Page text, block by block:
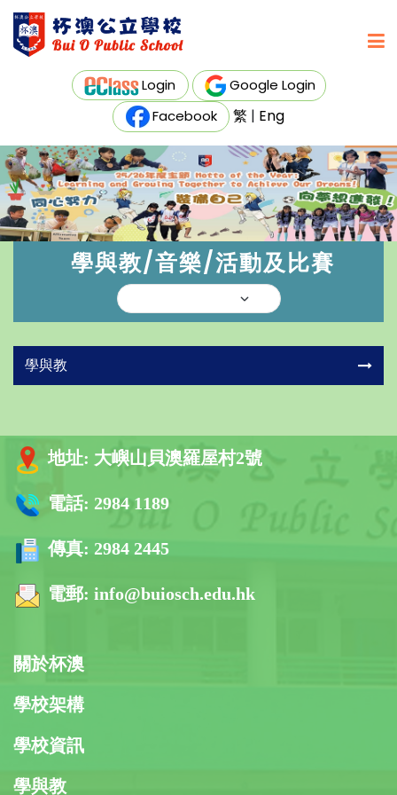
Login
Google Login
Facebook
繁 | Eng
學與教/音樂/活動及比賽
學與教
地址: 大嶼山貝澳羅屋村2號
電話: 2984 1189
傳真: 2984 2445
電郵: info@buiosch.edu.hk
關於杯澳
學校架構
學校資訊
學與教